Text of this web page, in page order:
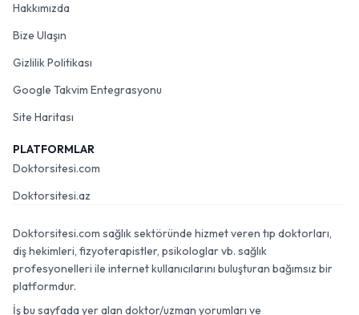
Hakkımızda
Bize Ulaşın
Gizlilik Politikası
Google Takvim Entegrasyonu
Site Haritası
PLATFORMLAR
Doktorsitesi.com
Doktorsitesi.az
Doktorsitesi.com sağlık sektöründe hizmet veren tıp doktorları,
diş hekimleri, fizyoterapistler, psikologlar vb. sağlık
profesyonelleri ile internet kullanıcılarını buluşturan bağımsız bir
platformdur.
İş bu sayfada yer alan doktor/uzman yorumları ve